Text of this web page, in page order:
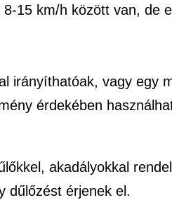
15 km/h között van, de
irányíthatóak, vagy egy
érdekében
akadályokkal
dűlőzést érjenek el.